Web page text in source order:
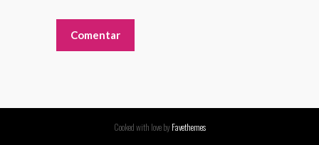
Cooked with love by Favethemes